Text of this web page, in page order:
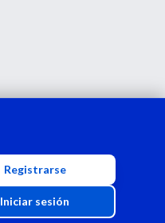
Registrarse
Iniciar sesión